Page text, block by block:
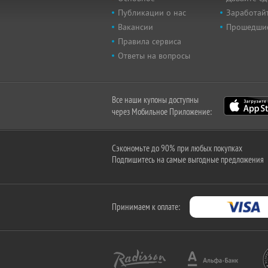
Публикации о нас
Вакансии
Правила сервиса
Ответы на вопросы
Все наши купоны доступны
через Мобильное Приложение:
Сэкономьте до 90% при любых покупках
Подпишитесь на самые выгодные предложения
Принимаем к оплате: